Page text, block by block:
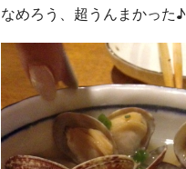
なめろう、超うんまかった♪